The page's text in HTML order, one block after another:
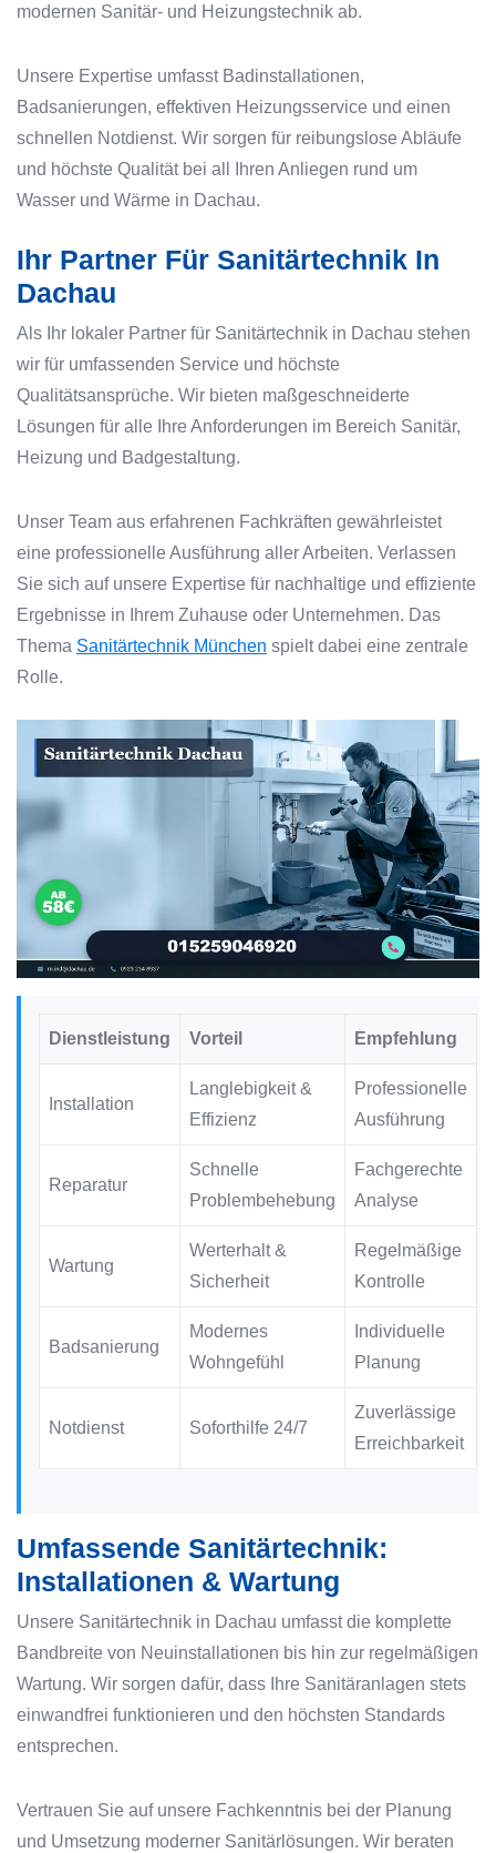
modernen Sanitär- und Heizungstechnik ab.
Unsere Expertise umfasst Badinstallationen,
Badsanierungen, effektiven Heizungsservice und einen
schnellen Notdienst. Wir sorgen für reibungslose Abläufe
und höchste Qualität bei all Ihren Anliegen rund um
Wasser und Wärme in Dachau.
Ihr Partner Für Sanitärtechnik In
Dachau
Als Ihr lokaler Partner für Sanitärtechnik in Dachau stehen
wir für umfassenden Service und höchste
Qualitätsansprüche. Wir bieten maßgeschneiderte
Lösungen für alle Ihre Anforderungen im Bereich Sanitär,
Heizung und Badgestaltung.
Unser Team aus erfahrenen Fachkräften gewährleistet
eine professionelle Ausführung aller Arbeiten. Verlassen
Sie sich auf unsere Expertise für nachhaltige und effiziente
Ergebnisse in Ihrem Zuhause oder Unternehmen. Das
Thema Sanitärtechnik München spielt dabei eine zentrale
Rolle.
Dienstleistung Vorteil Empfehlung
Installation
Langlebigkeit &
Effizienz
Professionelle
Ausführung
Reparatur
Schnelle
Problembehebung
Fachgerechte
Analyse
Wartung
Werterhalt &
Sicherheit
Regelmäßige
Kontrolle
Badsanierung
Modernes
Wohngefühl
Individuelle
Planung
Notdienst Soforthilfe 24/7
Zuverlässige
Erreichbarkeit
Umfassende Sanitärtechnik:
Installationen & Wartung
Unsere Sanitärtechnik in Dachau umfasst die komplette
Bandbreite von Neuinstallationen bis hin zur regelmäßigen
Wartung. Wir sorgen dafür, dass Ihre Sanitäranlagen stets
einwandfrei funktionieren und den höchsten Standards
entsprechen.
Vertrauen Sie auf unsere Fachkenntnis bei der Planung
und Umsetzung moderner Sanitärlösungen. Wir beraten